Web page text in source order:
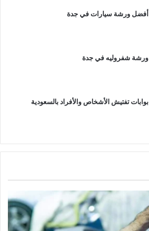
أفضل ورشة سيارات في جدة
ورشة شفروليه في جدة
بوابات تفتيش الأشخاص والأفراد بالسعودية